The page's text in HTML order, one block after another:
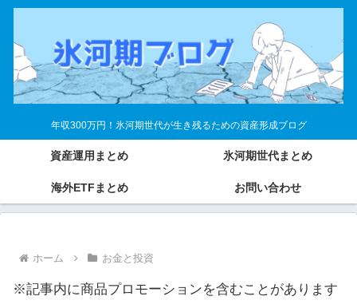
年収300万円！氷河期世代が生き残るための資産形成ブログ
資産運用まとめ 氷河期世代まとめ
海外ETFまとめ お問い合わせ
ホーム お金と投資
※記事内に商品プロモーションを含むことがあります